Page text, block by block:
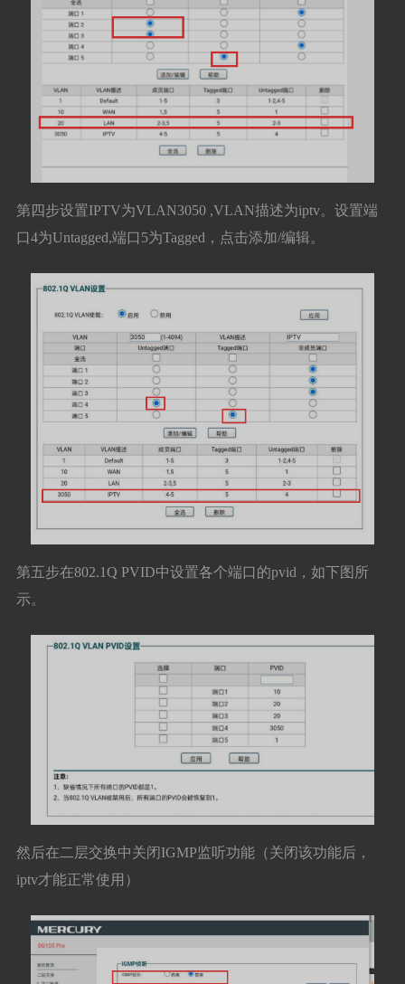
第四步设置IPTV为VLAN3050 ,VLAN描述为iptv。设置端
口4为Untagged,端口5为Tagged，点击添加/编辑。
第五步在802.1Q PVID中设置各个端口的pvid，如下图所
示。
然后在二层交换中关闭IGMP监听功能（关闭该功能后，
iptv才能正常使用）